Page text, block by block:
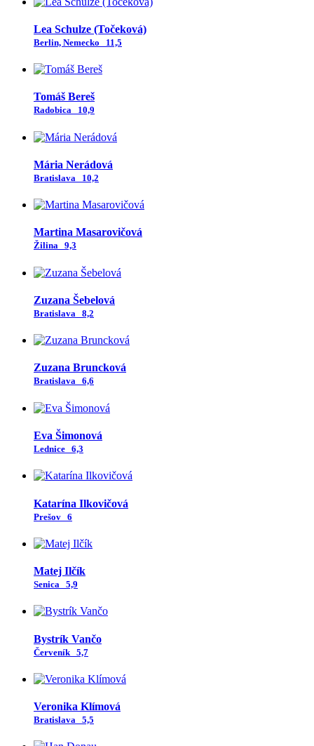
Lea Schulze (Točeková)
Berlin, Nemecko 11,5
Tomáš Bereš
Radobica 10,9
Mária Nerádová
Bratislava 10,2
Martina Masarovičová
Žilina 9,3
Zuzana Šebelová
Bratislava 8,2
Zuzana Bruncková
Bratislava 6,6
Eva Šimonová
Lednice 6,3
Katarína Ilkovičová
Prešov 6
Matej Ilčík
Senica 5,9
Bystrík Vančo
Červeník 5,7
Veronika Klímová
Bratislava 5,5